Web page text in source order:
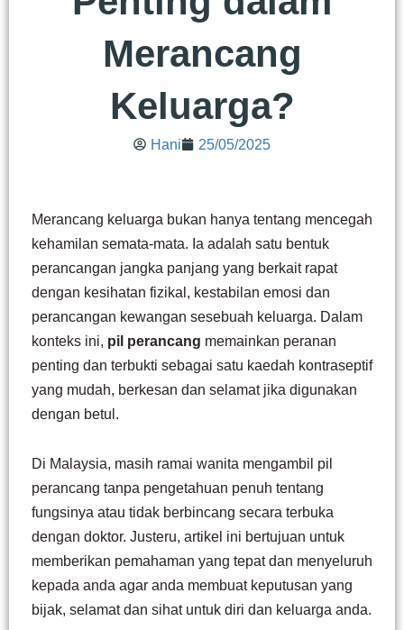
Merancang
Keluarga?
Hani 25/05/2025
Merancang keluarga bukan hanya tentang mencegah
kehamilan semata-mata. Ia adalah satu bentuk
perancangan jangka panjang yang berkait rapat
dengan kesihatan fizikal, kestabilan emosi dan
perancangan kewangan sesebuah keluarga. Dalam
konteks ini, pil perancang memainkan peranan
penting dan terbukti sebagai satu kaedah kontraseptif
yang mudah, berkesan dan selamat jika digunakan
dengan betul.
Di Malaysia, masih ramai wanita mengambil pil
perancang tanpa pengetahuan penuh tentang
fungsinya atau tidak berbincang secara terbuka
dengan doktor. Justeru, artikel ini bertujuan untuk
memberikan pemahaman yang tepat dan menyeluruh
kepada anda agar anda membuat keputusan yang
bijak, selamat dan sihat untuk diri dan keluarga anda.